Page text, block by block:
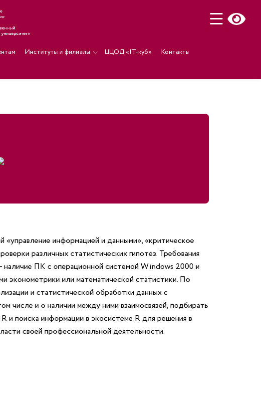
Институты и филиалы ЦЦОД «IT-куб»
Контакты
информацией и данными», «критическое
различных статистических гипотез. Требования
наличие ПК с операционной системой Windows 2000 и
эконометрики или математической статистики. По
и статистической обработки данных с
числе и о наличии между ними взаимосвязей, подбирать
и поиска информации в экосистеме R для решения в
своей профессиональной деятельности.